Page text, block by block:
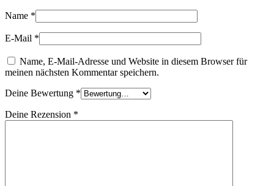
Name *
E-Mail *
Name, E-Mail-Adresse und Website in diesem Browser für
meinen nächsten Kommentar speichern.
Deine Bewertung *
Deine Rezension *